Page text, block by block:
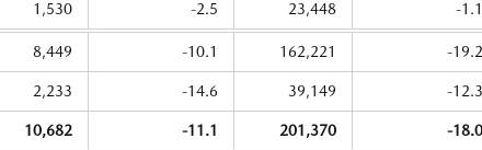
1,530 -2.5 23,448 -1.1
8,449 -10.1 162,221 -19.2
2,233 -14.6 39,149 -12.3
10,682 -11.1 201,370 -18.0